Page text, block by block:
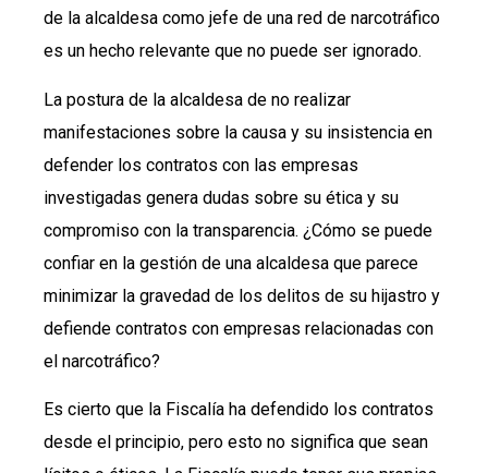
de la alcaldesa como jefe de una red de narcotráfico
es un hecho relevante que no puede ser ignorado.
La postura de la alcaldesa de no realizar
manifestaciones sobre la causa y su insistencia en
defender los contratos con las empresas
investigadas genera dudas sobre su ética y su
compromiso con la transparencia. ¿Cómo se puede
confiar en la gestión de una alcaldesa que parece
minimizar la gravedad de los delitos de su hijastro y
defiende contratos con empresas relacionadas con
el narcotráfico?
Es cierto que la Fiscalía ha defendido los contratos
desde el principio, pero esto no significa que sean